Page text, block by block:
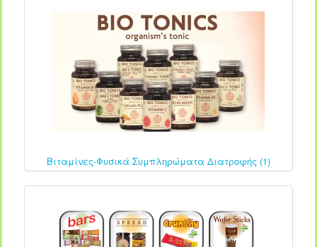
Βιταμίνες-Φυσικά Συμπληρώματα Διατροφής (1)